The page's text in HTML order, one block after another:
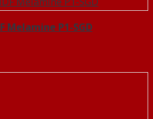
Melamine P1-SGD